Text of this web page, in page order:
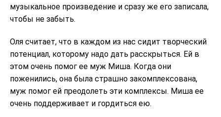
музыкальное произведение и сразу же его записала,
чтобы не забыть.
Оля считает, что в каждом из нас сидит творческий
потенциал, которому надо дать расскрыться. Ей в
этом очень помог ее муж Миша. Когда они
поженились, она была страшно закомплексована,
муж помог ей преодолеть эти комплексы. Миша ее
очень поддерживает и гордиться ею.